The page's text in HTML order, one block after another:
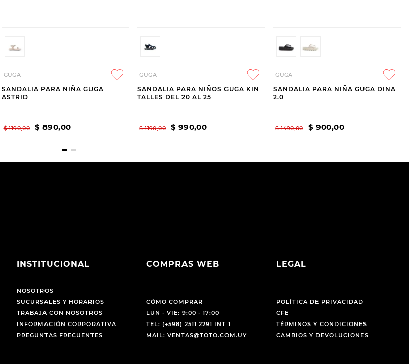
GUGA
SANDALIA PARA NIÑA GUGA
ASTRID
$ 1190,00 $ 890,00
GUGA
SANDALIA PARA NIÑOS GUGA KIN
TALLES DEL 20 AL 25
$ 1190,00 $ 990,00
GUGA
SANDALIA PARA NIÑA GUGA DINA
2.0
$ 1490,00 $ 900,00
INSTITUCIONAL
NOSOTROS
SUCURSALES Y HORARIOS
TRABAJA CON NOSOTROS
INFORMACIÓN CORPORATIVA
PREGUNTAS FRECUENTES
COMPRAS WEB
CÓMO COMPRAR
LUN - VIE: 9:00 - 17:00
TEL: (+598) 2511 2291 INT 1
MAIL: VENTAS@TOTO.COM.UY
LEGAL
POLÍTICA DE PRIVACIDAD
CFE
TÉRMINOS Y CONDICIONES
CAMBIOS Y DEVOLUCIONES